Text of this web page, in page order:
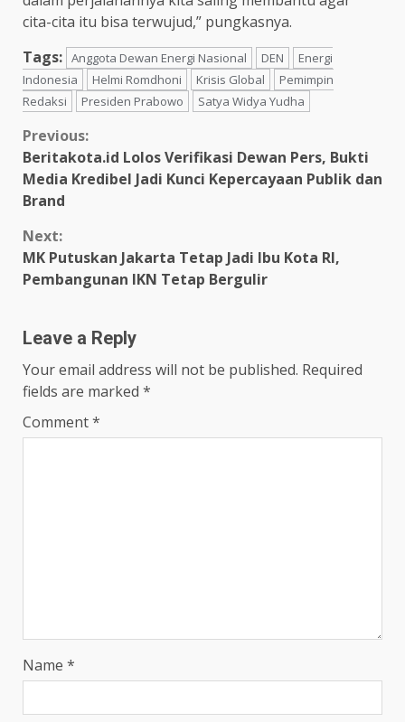
cita-cita itu bisa terwujud,” pungkasnya.
Tags: Anggota Dewan Energi Nasional DEN
Energi
Indonesia
Helmi Romdhoni Krisis Global
Pemimpin
Redaksi
Presiden Prabowo Satya Widya Yudha
Continue
Reading
Previous:
Beritakota.id Lolos Verifikasi Dewan Pers, Bukti
Media Kredibel Jadi Kunci Kepercayaan Publik dan
Brand
Next:
MK Putuskan Jakarta Tetap Jadi Ibu Kota RI,
Pembangunan IKN Tetap Bergulir
Leave a Reply
Your email address will not be published. Required
fields are marked *
Comment*
Name *